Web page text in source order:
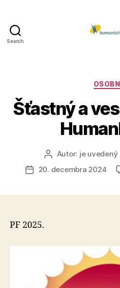
Search
Šťastný a
Autor
článku
Autor: je uvedený
Dátum20. decembra 2024
PF 2025.